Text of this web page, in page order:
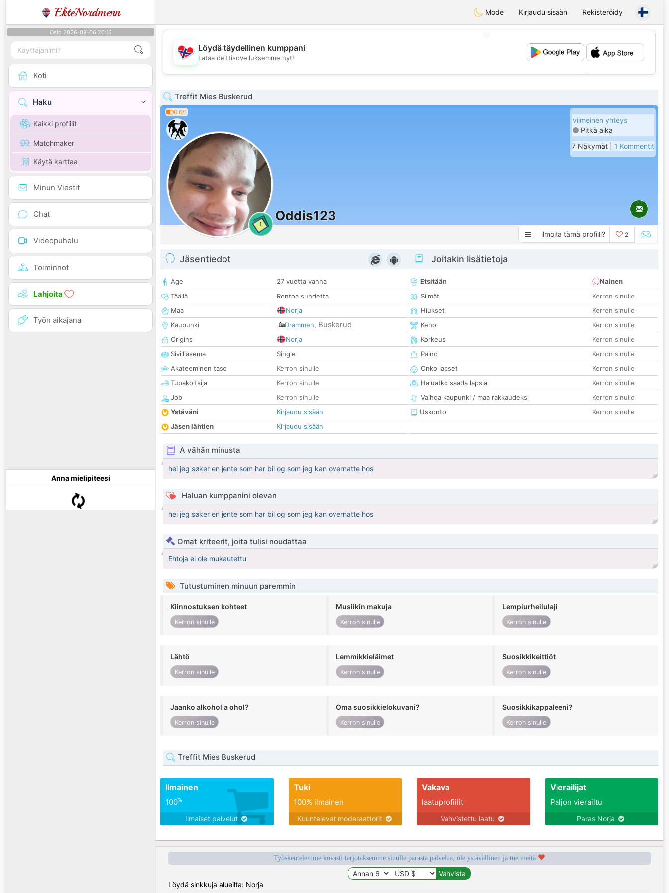
EkteNordmenn Mode Kirjaudu sisään Rekisteröidy
Oslo 2026-08-06 20:12
Koti
Haku
Kaikki profiilit
Matchmaker
Käytä karttaa
Minun Viestit
Chat
Videopuhelu
Toiminnot
Lahjoita
Työn aikajana
Anna mielipiteesi
💖
💕
Löydä täydellinen kumppani
Lataa deittisovelluksemme nyt!
Treffit Mies Buskerud
0.6/1
1
Oddis123
viimeinen yhteys
Pitkä aika
7 Näkymät | 1 Kommentit
ilmoita tämä profiili? 2
Jäsentiedot
Age
27 vuotta vanha
Täällä
Rentoa suhdetta
Maa
Norja
Kaupunki
Drammen, Buskerud
Origins
Norja
Siviiliasema
Single
Akateeminen taso
Kerron sinulle
Tupakoitsija
Kerron sinulle
Job
Kerron sinulle
Ystäväni
Kirjaudu sisään
Jäsen lähtien
Kirjaudu sisään
Joitakin lisätietoja
Etsitään
Nainen
Silmät
Kerron sinulle
Hiukset
Kerron sinulle
Keho
Kerron sinulle
Korkeus
Kerron sinulle
Paino
Kerron sinulle
Onko lapset
Kerron sinulle
Haluatko saada lapsia
Kerron sinulle
Vaihda kaupunki / maa rakkaudeksi
Kerron sinulle
Uskonto
Kerron sinulle
A vähän minusta
hei jeg søker en jente som har bil og som jeg kan overnatte hos
Haluan kumppanini olevan
hei jeg søker en jente som har bil og som jeg kan overnatte hos
Omat kriteerit, joita tulisi noudattaa
Ehtoja ei ole mukautettu
Tutustuminen minuun paremmin
Kiinnostuksen kohteet
Kerron sinulle
Musiikin makuja
Kerron sinulle
Lempiurheilulaji
Kerron sinulle
Lähtö
Kerron sinulle
Lemmikkieläimet
Kerron sinulle
Suosikkikeittiöt
Kerron sinulle
Jaanko alkoholia ohol?
Kerron sinulle
Oma suosikkielokuvani?
Kerron sinulle
Suosikkikappaleeni?
Kerron sinulle
Treffit Mies Buskerud
Ilmainen
100%
Ilmaiset palvelut
Tuki
100% ilmainen
Kuuntelevat moderaattorit
Vakava
laatuprofiilit
Vahvistettu laatu
Vierailijat
Paljon vierailtu
Paras Norja
Työskentelemme kovasti tarjotaksemme sinulle parasta palvelua, ole ystävällinen ja tue meitä
Löydä sinkkuja alueilta: Norja